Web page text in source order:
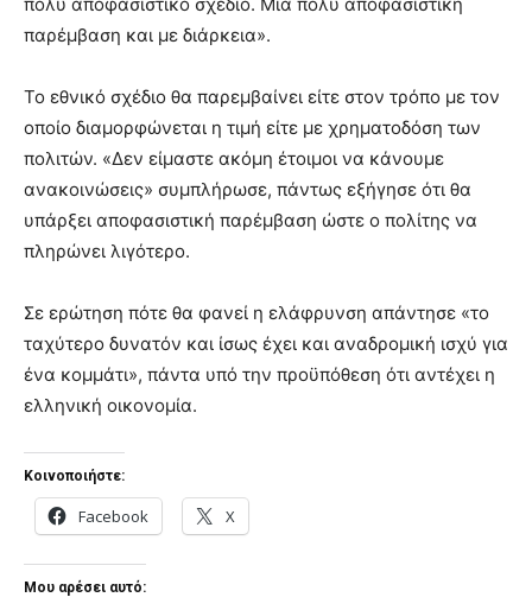
παρέμβαση και με διάρκεια».
Το εθνικό σχέδιο θα παρεμβαίνει είτε στον τρόπο με τον
οποίο διαμορφώνεται η τιμή είτε με χρηματοδόση των
πολιτών. «Δεν είμαστε ακόμη έτοιμοι να κάνουμε
ανακοινώσεις» συμπλήρωσε, πάντως εξήγησε ότι θα
υπάρξει αποφασιστική παρέμβαση ώστε ο πολίτης να
πληρώνει λιγότερο.
Σε ερώτηση πότε θα φανεί η ελάφρυνση απάντησε «το
ταχύτερο δυνατόν και ίσως έχει και αναδρομική ισχύ για
ένα κομμάτι», πάντα υπό την προϋπόθεση ότι αντέχει η
ελληνική οικονομία.
Κοινοποιήστε:
Facebook X
Μου αρέσει αυτό: